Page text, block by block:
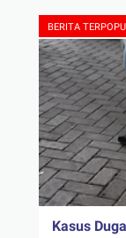
BERITA
Kasus